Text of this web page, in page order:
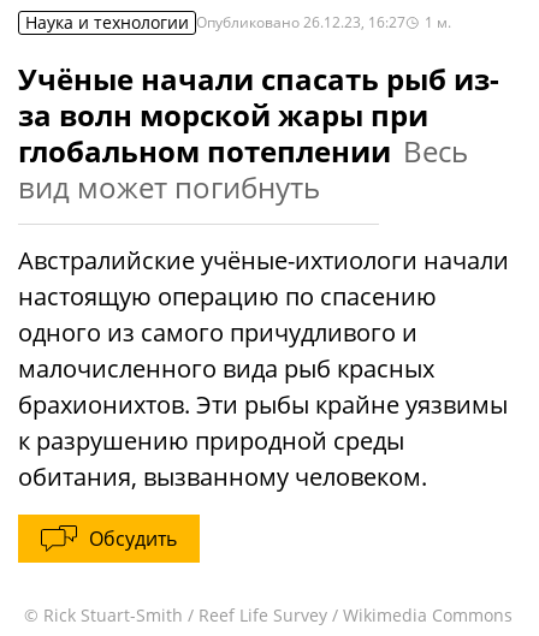
Наука и технологии Опубликовано26.12.23, 16:27 1 м.
Учёные начали спасать рыб из-
за волн морской жары при
глобальном потеплении Весь
вид может погибнуть
Австралийские учёные-ихтиологи начали
настоящую операцию по спасению
одного из самого причудливого и
малочисленного вида рыб красных
брахионихтов. Эти рыбы крайне уязвимы
к разрушению природной среды
обитания, вызванному человеком.
Обсудить
© Rick Stuart-Smith / Reef Life Survey / Wikimedia Commons